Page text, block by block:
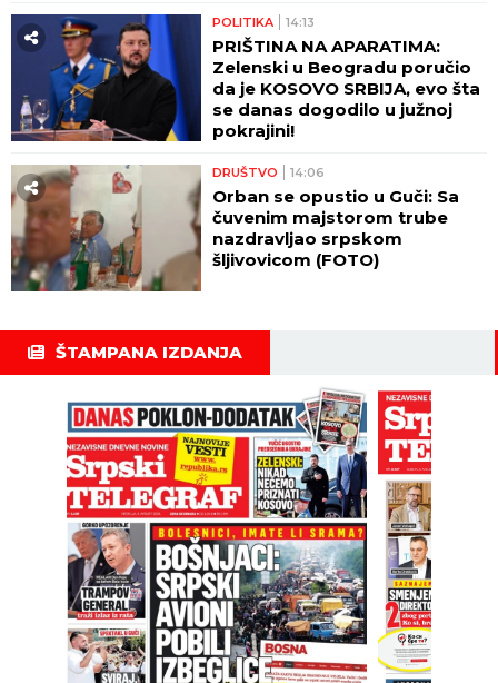
POLITIKA 14:13
PRIŠTINA NA APARATIMA:
Zelenski u Beogradu poručio
da je KOSOVO SRBIJA, evo šta
se danas dogodilo u južnoj
pokrajini!
DRUŠTVO 14:06
Orban se opustio u Guči: Sa
čuvenim majstorom trube
nazdravljao srpskom
šljivovicom (FOTO)
ŠTAMPANA IZDANJA